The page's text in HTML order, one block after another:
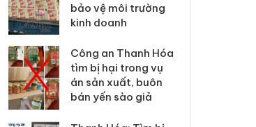
dụng giấy phép giả
mạo
Lào Cai xử lý 83 vụ vi
phạm thương mại
trong tháng 7